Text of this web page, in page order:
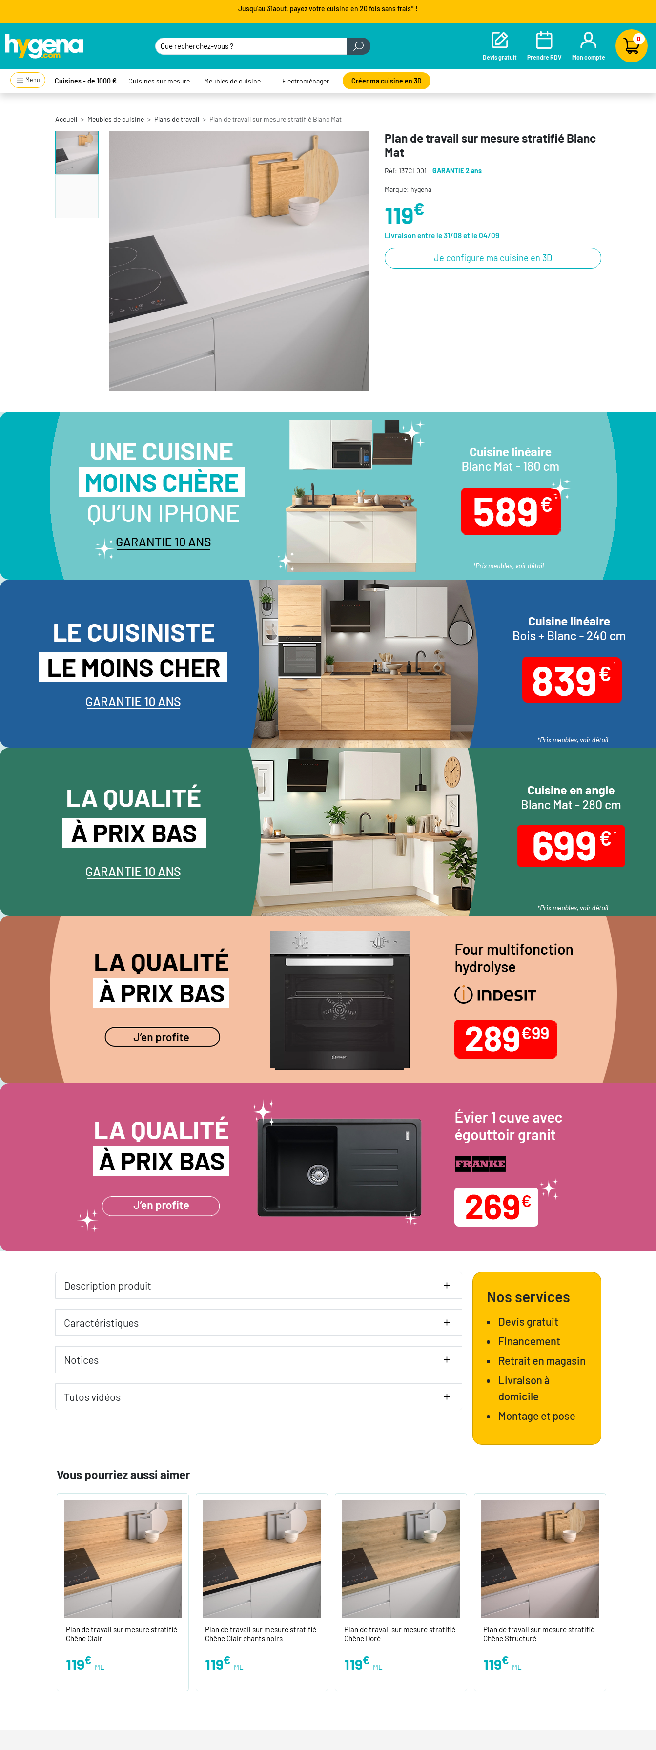
Jusqu'au 31aout, payez votre cuisine en 20 fois sans frais* !
Devis gratuit Prendre RDV Mon compte
0
Menu Cuisines - de 1000 € Cuisines sur mesure Meubles de cuisine Electroménager Créer ma cuisine en 3D
Accueil Meubles de cuisine Plans de travail Plan de travail sur mesure stratifié Blanc Mat
Plan de travail sur mesure stratifié Blanc
Mat
Réf: 137CL001 - GARANTIE 2 ans
Marque: hygena
119€
Livraison entre le 31/08 et le 04/09
Je configure ma cuisine en 3D
Description produit
Caractéristiques
Notices
Tutos vidéos
Nos services
Devis gratuit
Financement
Retrait en magasin
Livraison à
domicile
Montage et pose
Vous pourriez aussi aimer
Plan de travail sur mesure stratifié
Chêne Clair
119€
ML
Plan de travail sur mesure stratifié
Chêne Clair chants noirs
119€
ML
Plan de travail sur mesure stratifié
Chêne Doré
119€
ML
Plan de travail sur mesure stratifié
Chêne Structuré
119€
ML